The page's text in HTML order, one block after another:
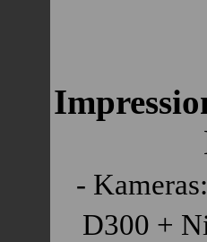
-
D300 +